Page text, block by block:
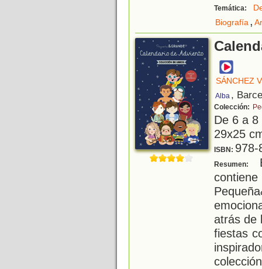
Temática:
Biografía,
SÁNCHEZ
Alba ,
Colección:
De 6 a
29x25
ISBN: 978-
Resumen:
atrás de
fiestas